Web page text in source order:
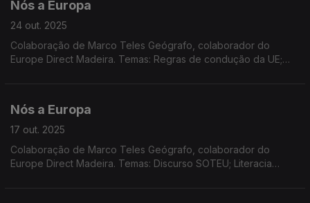
Nós a Europa
24 out. 2025
Colaboração de Marco Teles Geógrafo, colaborador do
Europe Direct Madeira. Temas: Regras de condução da UE;
Nós a Europa
17 out. 2025
Colaboração de Marco Teles Geógrafo, colaborador do
Europe Direct Madeira. Temas: Discurso SOTEU; Literacia